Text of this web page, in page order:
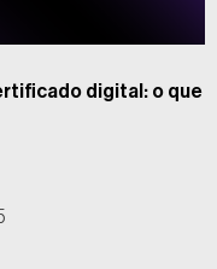
digital: o que